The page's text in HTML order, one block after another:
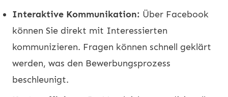
Interaktive Kommunikation: Über Facebook
können Sie direkt mit Interessierten
kommunizieren. Fragen können schnell geklärt
werden, was den Bewerbungsprozess
beschleunigt.